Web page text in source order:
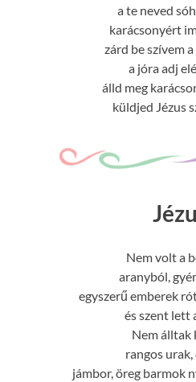
a te neved
karácsonyért
zárd be szívem
a jóra adj
álld meg
küldjed Jézus
Nem volt a
aranyból,
egyszerű emberek
és szent lett
Nem álltak
rangos urak,
jámbor, öreg barmok